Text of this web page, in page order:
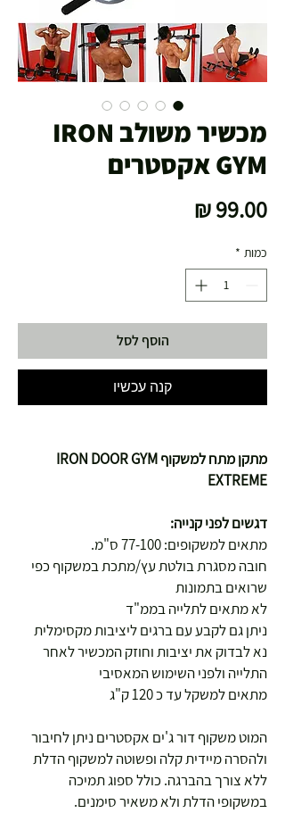
מכשיר משולב IRON
GYM אקסטרים
כמות *
הוסף לסל
קנה עכשיו
מתקן מתח למשקוף IRON DOOR GYM
EXTREME
דגשים לפני קנייה:
מתאים למשקופים: 77-100 ס"מ.
חובה מסגרת בולטת עץ/מתכת במשקוף כפי
שרואים בתמונות
לא מתאים לתלייה בממ"ד
ניתן גם לקבע עם ברגים ליציבות מקסימלית
נא לבדוק את יציבות וחוזק המכשיר לאחר
התלייה ולפני השימוש המאסיבי
מתאים למשקל עד כ 120 ק"ג
המוט משקוף דור ג'ים אקסטרים ניתן לחיבור
ולהסרה מיידית קלה ופשוטה למשקוף הדלת
ללא צורך בהברגה. כולל ספוג תמיכה
במשקופי הדלת ולא משאיר סימנים.